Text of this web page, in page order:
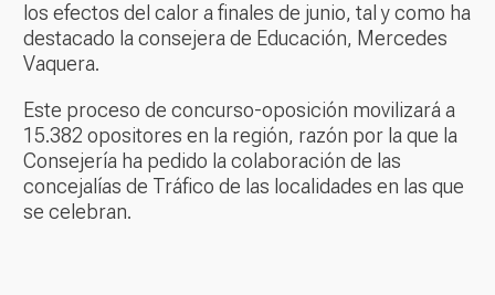
los efectos del calor a finales de junio, tal y como ha
destacado la consejera de Educación, Mercedes
Vaquera.
Este proceso de concurso-oposición movilizará a
15.382 opositores en la región, razón por la que la
Consejería ha pedido la colaboración de las
concejalías de Tráfico de las localidades en las que
se celebran.